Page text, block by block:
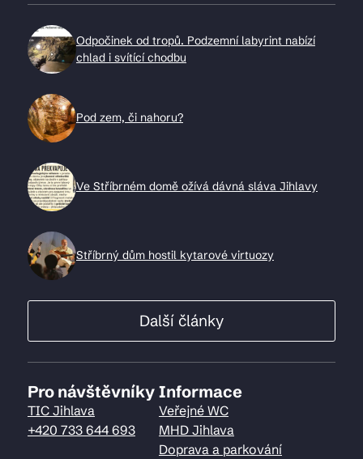
Odpočinek od tropů. Podzemní labyrint nabízí
chlad i svítící chodbu
Pod zem, či nahoru?
Ve Stříbrném domě ožívá dávná sláva Jihlavy
Stříbrný dům hostil kytarové virtuozy
Další články
Pro návštěvníky
TIC Jihlava
+420 733 644 693
Informace
Veřejné WC
MHD Jihlava
Doprava a parkování